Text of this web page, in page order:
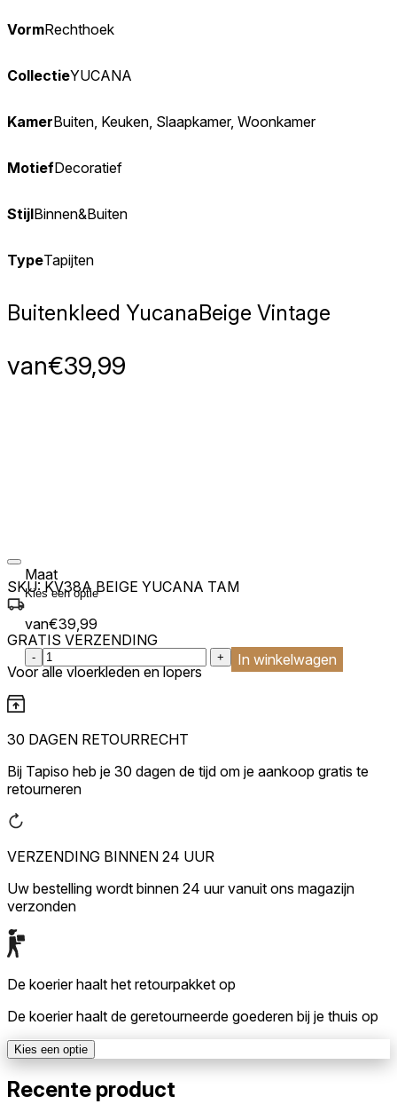
VormRechthoek
CollectieYUCANA
KamerBuiten, Keuken, Slaapkamer, Woonkamer
MotiefDecoratief
StijlBinnen&Buiten
TypeTapijten
Buitenkleed YucanaBeige Vintage
van€39,99
Maat
van€39,99
:product_name quantity
- + In winkelwagen
SKU:KV38A BEIGE YUCANA TAM
GRATIS VERZENDING
Voor alle vloerkleden en lopers
30 DAGEN RETOURRECHT
Bij Tapiso heb je 30 dagen de tijd om je aankoop gratis te
retourneren
VERZENDING BINNEN 24 UUR
Uw bestelling wordt binnen 24 uur vanuit ons magazijn
verzonden
De koerier haalt het retourpakket op
De koerier haalt de geretourneerde goederen bij je thuis op
Kies een optie
Recente product